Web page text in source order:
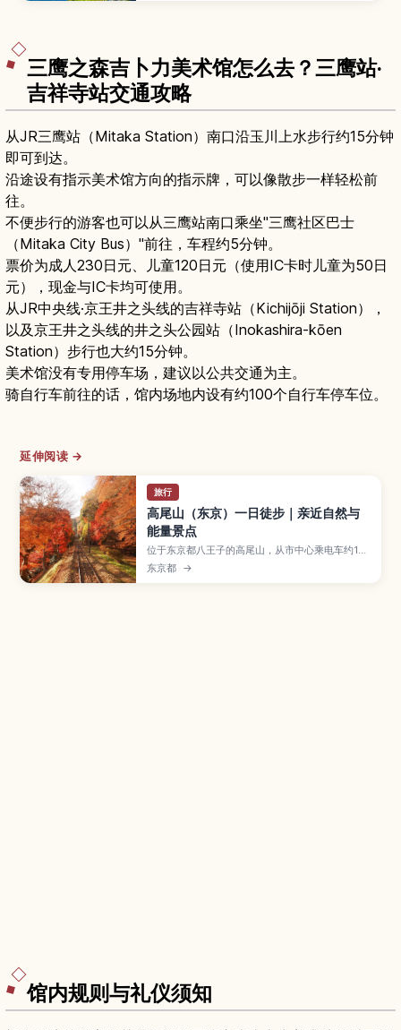
三鹰之森吉卜力美术馆怎么去？三鹰站·
吉祥寺站交通攻略
从JR三鹰站（Mitaka Station）南口沿玉川上水步行约15分钟
即可到达。
沿途设有指示美术馆方向的指示牌，可以像散步一样轻松前
往。
不便步行的游客也可以从三鹰站南口乘坐"三鹰社区巴士
（Mitaka City Bus）"前往，车程约5分钟。
票价为成人230日元、儿童120日元（使用IC卡时儿童为50日
元），现金与IC卡均可使用。
从JR中央线·京王井之头线的吉祥寺站（Kichijōji Station），
以及京王井之头线的井之头公园站（Inokashira-kōen
Station）步行也大约15分钟。
美术馆没有专用停车场，建议以公共交通为主。
骑自行车前往的话，馆内场地内设有约100个自行车停车位。
延伸阅读 →
旅行
高尾山（东京）一日徒步｜亲近自然与
能量景点
位于东京都八王子的高尾山，从市中心乘电车约1小
时即可到达，是人气一日徒步胜地。文章介绍多条
山路选择、缆车和吊椅、山腰寺院参拜、山顶远眺
东京都 →
馆内规则与礼仪须知